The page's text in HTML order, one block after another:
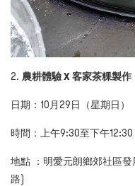
2. 農耕體驗 X 客家茶粿製作
日期：10月29日（星期日）
時間：上午9:30至下午12:30
地點 ：明愛元朗鄉郊社區
路)